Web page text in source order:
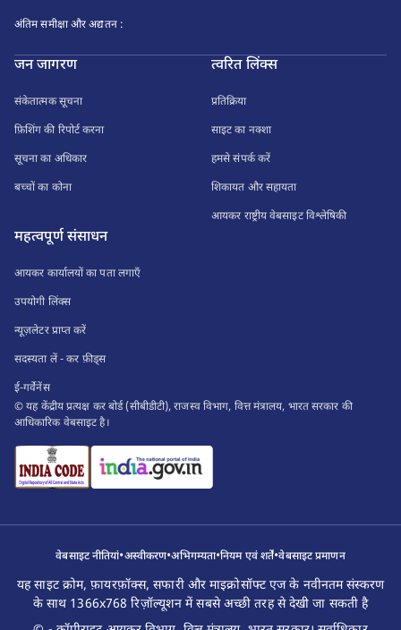
अंतिम समीक्षा और अद्यतन :
जन जागरण
संकेतात्मक सूचना
फ़िशिंग की रिपोर्ट करना
सूचना का अधिकार
बच्चों का कोना
त्वरित लिंक्स
प्रतिक्रिया
साइट का नक्शा
हमसे संपर्क करें
शिकायत और सहायता
आयकर राष्ट्रीय वेबसाइट विश्लेषिकी
महत्वपूर्ण संसाधन
आयकर कार्यालयों का पता लगाएँ
उपयोगी लिंक्स
न्यूज़लेटर प्राप्त करें
सदस्यता लें - कर फ़ीड्स
ई-गर्वेनेंस
© यह केंद्रीय प्रत्यक्ष कर बोर्ड (सीबीडीटी), राजस्व विभाग, वित्त मंत्रालय, भारत सरकार की
आधिकारिक वेबसाइट है।
वेबसाइट नीतियां•अस्वीकरण•अभिगम्यता•नियम एवं शर्तें•वेबसाइट प्रमाणन
यह साइट क्रोम, फ़ायरफ़ॉक्स, सफारी और माइक्रोसॉफ्ट एज के नवीनतम संस्करण
के साथ 1366x768 रिज़ॉल्यूशन में सबसे अच्छी तरह से देखी जा सकती है